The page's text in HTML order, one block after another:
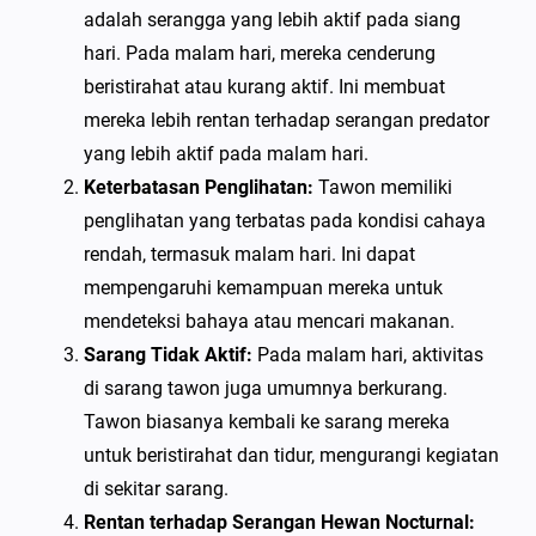
adalah serangga yang lebih aktif pada siang
hari. Pada malam hari, mereka cenderung
beristirahat atau kurang aktif. Ini membuat
mereka lebih rentan terhadap serangan predator
yang lebih aktif pada malam hari.
Keterbatasan Penglihatan: Tawon memiliki
penglihatan yang terbatas pada kondisi cahaya
rendah, termasuk malam hari. Ini dapat
mempengaruhi kemampuan mereka untuk
mendeteksi bahaya atau mencari makanan.
Sarang Tidak Aktif: Pada malam hari, aktivitas
di sarang tawon juga umumnya berkurang.
Tawon biasanya kembali ke sarang mereka
untuk beristirahat dan tidur, mengurangi kegiatan
di sekitar sarang.
Rentan terhadap Serangan Hewan Nocturnal: